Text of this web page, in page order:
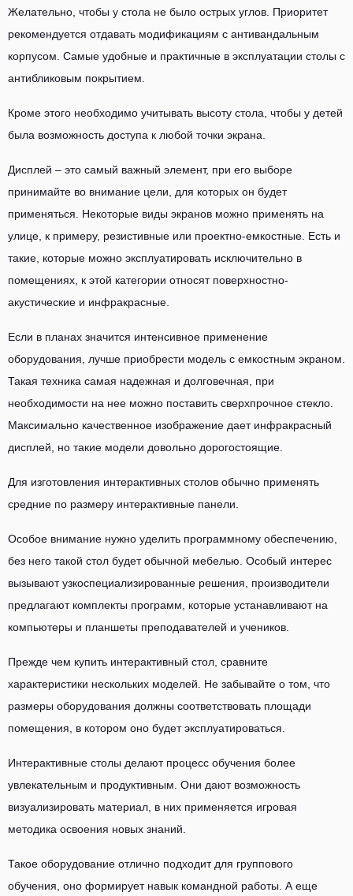
Желательно, чтобы у стола не было острых углов. Приоритет
рекомендуется отдавать модификациям с антивандальным
корпусом. Самые удобные и практичные в эксплуатации столы с
антибликовым покрытием.
Кроме этого необходимо учитывать высоту стола, чтобы у детей
была возможность доступа к любой точки экрана.
Дисплей – это самый важный элемент, при его выборе
принимайте во внимание цели, для которых он будет
применяться. Некоторые виды экранов можно применять на
улице, к примеру, резистивные или проектно-емкостные. Есть и
такие, которые можно эксплуатировать исключительно в
помещениях, к этой категории относят поверхностно-
акустические и инфракрасные.
Если в планах значится интенсивное применение
оборудования, лучше приобрести модель с емкостным экраном.
Такая техника самая надежная и долговечная, при
необходимости на нее можно поставить сверхпрочное стекло.
Максимально качественное изображение дает инфракрасный
дисплей, но такие модели довольно дорогостоящие.
Для изготовления интерактивных столов обычно применять
средние по размеру интерактивные панели.
Особое внимание нужно уделить программному обеспечению,
без него такой стол будет обычной мебелью. Особый интерес
вызывают узкоспециализированные решения, производители
предлагают комплекты программ, которые устанавливают на
компьютеры и планшеты преподавателей и учеников.
Прежде чем купить интерактивный стол, сравните
характеристики нескольких моделей. Не забывайте о том, что
размеры оборудования должны соответствовать площади
помещения, в котором оно будет эксплуатироваться.
Интерактивные столы делают процесс обучения более
увлекательным и продуктивным. Они дают возможность
визуализировать материал, в них применяется игровая
методика освоения новых знаний.
Такое оборудование отлично подходит для группового
обучения, оно формирует навык командной работы. А еще